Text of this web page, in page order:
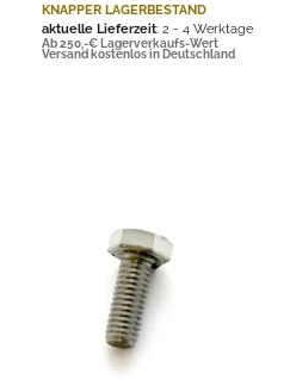
KNAPPER LAGERBESTAND
aktuelle Lieferzeit: 2 - 4 Werktage
Ab 250,-€ Lagerverkaufs-Wert
Versand kostenlos in Deutschland